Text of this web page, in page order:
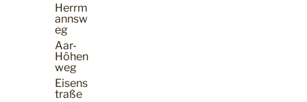
Herrm
annsw
eg
Aar-
Höhen
weg
Eisens
traße